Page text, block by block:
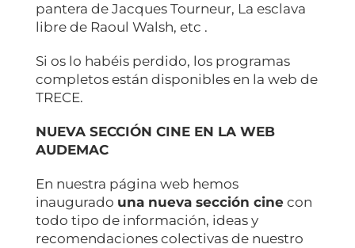
pantera de Jacques Tourneur, La esclava
libre de Raoul Walsh, etc .
Si os lo habéis perdido, los programas
completos están disponibles en la web de
TRECE.
NUEVA SECCIÓN CINE EN LA WEB
AUDEMAC
En nuestra página web hemos
inaugurado una nueva sección cinecon
todo tipo de información, ideas y
recomendaciones colectivas de nuestro